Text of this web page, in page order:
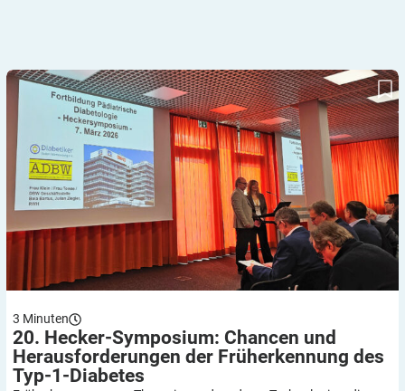
20. Hecker-Symposium: Chancen und Herausforderungen der
Früherkennung des Typ-1-Diabetes
3 Minuten
20. Hecker-Symposium: Chancen und
Herausforderungen der Früherkennung des
Typ-1-Diabetes